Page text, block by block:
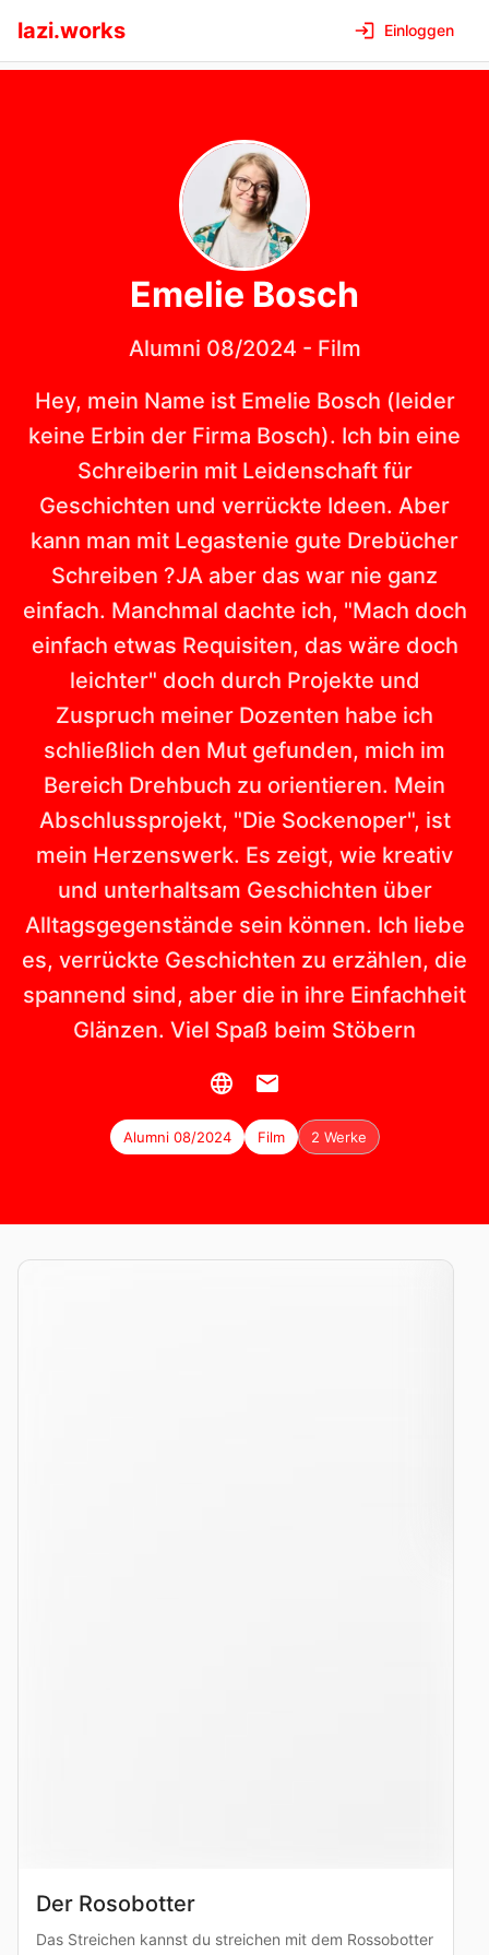
lazi.works Einloggen
Emelie Bosch
Alumni 08/2024 - Film
Hey, mein Name ist Emelie Bosch (leider
keine Erbin der Firma Bosch). Ich bin eine
Schreiberin mit Leidenschaft für
Geschichten und verrückte Ideen. Aber
kann man mit Legastenie gute Drebücher
Schreiben ?JA aber das war nie ganz
einfach. Manchmal dachte ich, "Mach doch
einfach etwas Requisiten, das wäre doch
leichter" doch durch Projekte und
Zuspruch meiner Dozenten habe ich
schließlich den Mut gefunden, mich im
Bereich Drehbuch zu orientieren. Mein
Abschlussprojekt, "Die Sockenoper", ist
mein Herzenswerk. Es zeigt, wie kreativ
und unterhaltsam Geschichten über
Alltagsgegenstände sein können. Ich liebe
es, verrückte Geschichten zu erzählen, die
spannend sind, aber die in ihre Einfachheit
Glänzen. Viel Spaß beim Stöbern
Alumni 08/2024 Film 2 Werke
Der Rosobotter
Das Streichen kannst du streichen mit dem Rossobotter